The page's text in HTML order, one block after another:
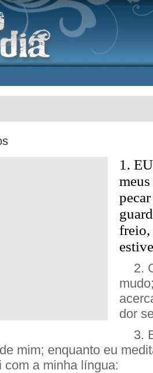
1.
freio,
2.
dor
3.
mim; enquanto eu
com a minha língua: